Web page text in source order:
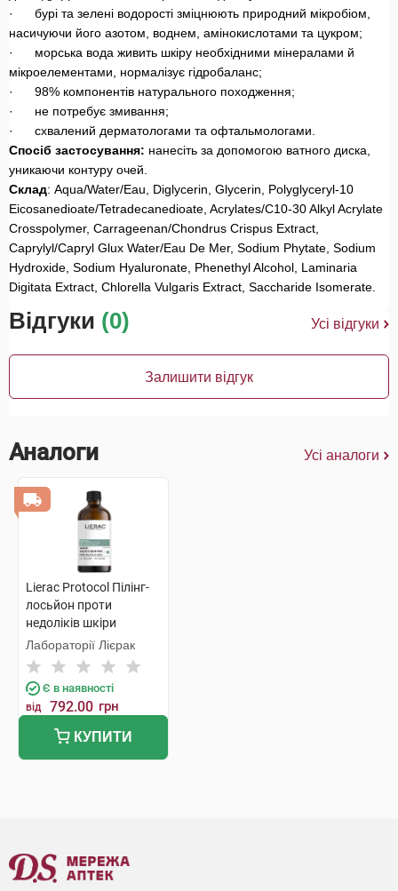
· бурі та зелені водорості зміцнюють природний мікробіом,
насичуючи його азотом, воднем, амінокислотами та цукром;
· морська вода живить шкіру необхідними мінералами й
мікроелементами, нормалізує гідробаланс;
· 98% компонентів натурального походження;
· не потребує змивання;
· схвалений дерматологами та офтальмологами.
Спосіб застосування: нанесіть за допомогою ватного диска,
уникаючи контуру очей.
Склад: Aqua/Water/Eau, Diglycerin, Glycerin, Polyglyceryl-10
Eicosanedioate/Tetradecanedioate, Acrylates/C10-30 Alkyl Acrylate
Crosspolymer, Carrageenan/Chondrus Crispus Extract,
Caprylyl/Capryl Glux Water/Eau De Mer, Sodium Phytate, Sodium
Hydroxide, Sodium Hyaluronate, Phenethyl Alcohol, Laminaria
Digitata Extract, Chlorella Vulgaris Extract, Saccharide Isomerate.
Відгуки (0) Усі відгуки
Залишити відгук
Аналоги Усі аналоги
Lierac Protocol Пілінг-
лосьйон проти
недоліків шкіри
обличчя 100 мл 1
флакон
Лабораторії Лієрак
Є в наявності
від 792.00 грн
КУПИТИ